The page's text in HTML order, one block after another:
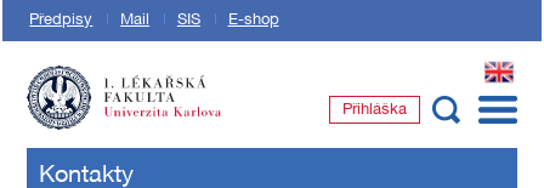
Předpisy Mail SIS E-shop
EN
Přihláška
Kontakty